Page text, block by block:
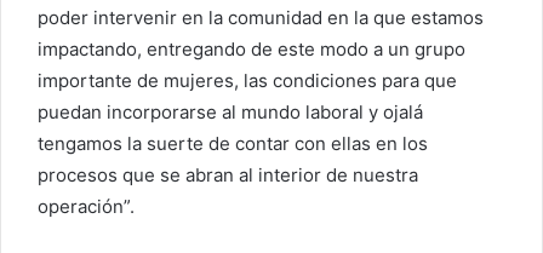
poder intervenir en la comunidad en la que estamos
impactando, entregando de este modo a un grupo
importante de mujeres, las condiciones para que
puedan incorporarse al mundo laboral y ojalá
tengamos la suerte de contar con ellas en los
procesos que se abran al interior de nuestra
operación”.